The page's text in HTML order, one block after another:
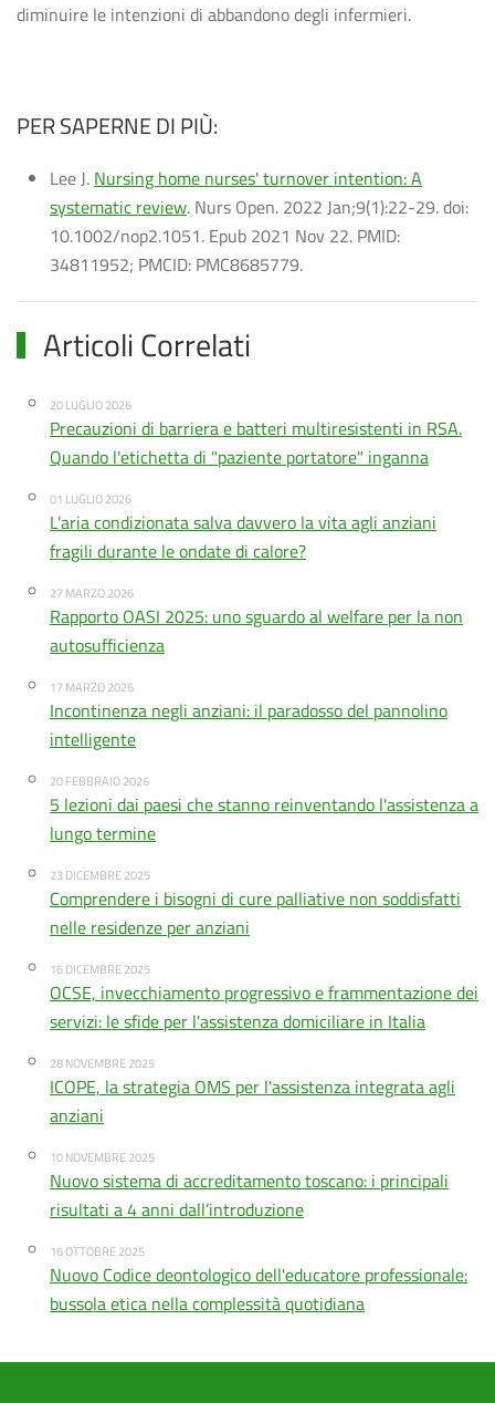
diminuire le intenzioni di abbandono degli infermieri.
PER SAPERNE DI PIÙ:
Lee J. Nursing home nurses' turnover intention: A
systematic review. Nurs Open. 2022 Jan;9(1):22-29. doi:
10.1002/nop2.1051. Epub 2021 Nov 22. PMID:
34811952; PMCID: PMC8685779.
Articoli Correlati
20 LUGLIO 2026
Precauzioni di barriera e batteri multiresistenti in RSA.
Quando l'etichetta di "paziente portatore" inganna
01 LUGLIO 2026
L’aria condizionata salva davvero la vita agli anziani
fragili durante le ondate di calore?
27 MARZO 2026
Rapporto OASI 2025: uno sguardo al welfare per la non
autosufficienza
17 MARZO 2026
Incontinenza negli anziani: il paradosso del pannolino
intelligente
20 FEBBRAIO 2026
5 lezioni dai paesi che stanno reinventando l'assistenza a
lungo termine
23 DICEMBRE 2025
Comprendere i bisogni di cure palliative non soddisfatti
nelle residenze per anziani
16 DICEMBRE 2025
OCSE, invecchiamento progressivo e frammentazione dei
servizi: le sfide per l'assistenza domiciliare in Italia
28 NOVEMBRE 2025
ICOPE, la strategia OMS per l'assistenza integrata agli
anziani
10 NOVEMBRE 2025
Nuovo sistema di accreditamento toscano: i principali
risultati a 4 anni dall’introduzione
16 OTTOBRE 2025
Nuovo Codice deontologico dell'educatore professionale:
bussola etica nella complessità quotidiana